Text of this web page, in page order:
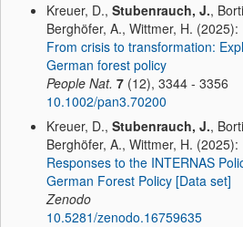
Kreuer, D., Stubenrauch, J.,
Berghöfer, A., Wittmer, H. (2025):
From crisis to transformation:
German forest policy
People Nat. 7 (12), 3344 - 3356
10.1002/pan3.70200
Kreuer, D., Stubenrauch, J.,
Berghöfer, A., Wittmer, H. (2025):
Responses to the INTERNAS
German Forest Policy [Data set]
Zenodo
10.5281/zenodo.16759635